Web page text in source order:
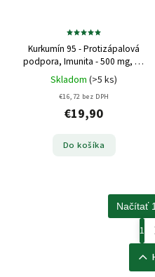
Kurkumín 95 - Protizápalová
podpora, Imunita - 500 mg, 60
kapsúl
Skladom (>5 ks)
€16,72 bez DPH
€19,90
Do košíka
Načítať
1